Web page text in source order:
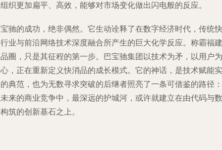
织更加扁平、高效，能够对市场变化做出闪电般的反应。
驰的成功，绝非偶然。它生动诠释了在数字经济时代，传统快
业与前沿网络技术深度融合所产生的巨大化学反应。称霸福建
圈，只是其征程的第一步。巴宝驰集团以技术为矛，以用户为
，正在重新定义快消品的成长模式。它的神话，是技术赋能实
典范，也为无数寻求突破的后继者照亮了一条可借鉴的路径：
来的商业竞争中，最深远的护城河，或许就建立在由代码与数
筑的创新基石之上。